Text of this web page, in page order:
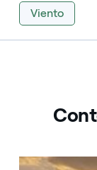
Viento